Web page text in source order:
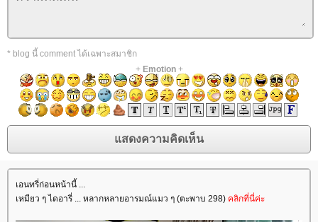
* blog นี้ comment ได้เฉพาะสมาชิก
+ Emotion+
เอนทรี่ก่อนหน้านี้ ...
เหมียว ๆ ไดอารี่ ... หลากหลายอารมณ์แมว ๆ (ตะพาบ 298) คลิกที่นี่ค่ะ